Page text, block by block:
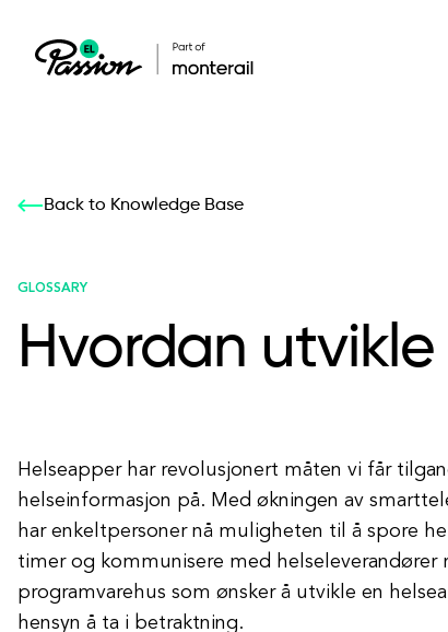
Our services: build,
All services
Our services: build,
Back to Knowledge Base
GLOSSARY
Hvordan
Helseapper har revolusjonert måten vi får
helseinformasjon på. Med økningen av
har enkeltpersoner nå muligheten til å spore
timer og kommunisere med
programvarehus som ønsker å utvikle en
hensyn å ta i betraktning.